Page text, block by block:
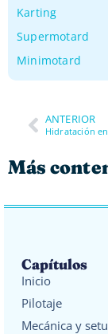
Karting
Supermotard
Minimotard
ANTERIOR
Más
Capítulos
Inicio
Pilotaje
Mecánica y